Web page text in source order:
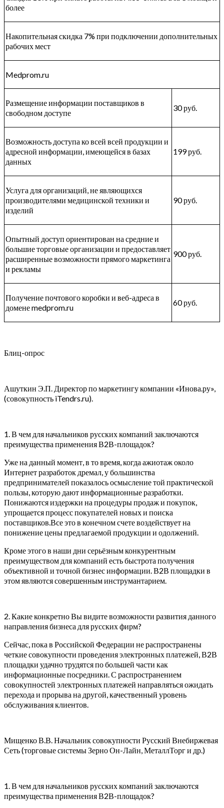
более
Накопительная скидка 7% при подключении дополнительных
рабочих мест
Medprom.ru
Размещение информации поставщиков в
свободном доступе
30 руб.
Возможность доступа ко всей всей продукции и
адресной информации, имеющейся в базах
данных
199 руб.
Услуга для организаций, не являющихся
производителями медицинской техники и
изделий
90 руб.
Опытный доступ ориентирован на средние и
большие торговые организации и предоставляет
расширенные возможности прямого маркетинга
и рекламы
900 руб.
Получение почтового коробки и веб-адреса в
домене medprom.ru
60 руб.
Блиц-опрос
Ашуткин Э.П. Директор по маркетингу компании «Инова.ру»,
(совокупность iTendrs.ru).
1. В чем для начальников русских компаний заключаются
преимущества применения В2В-площадок?
Уже на данный момент, в то время, когда ажиотаж около
Интернет разработок дремал, у большинства
предпринимателей показалось осмысление той практической
пользы, которую дают информационные разработки.
Понижаются издержки на процедуры продаж и покупок,
упрощается процесс покупателей новых и поиска
поставщиков.Все это в конечном счете воздействует на
понижение цены предлагаемой продукции и одолжений.
Кроме этого в наши дни серьёзным конкурентным
преимуществом для компаний есть быстрота получения
объективной и точной бизнес информации. В2В площадки в
этом являются совершенным инструмантарием.
2. Какие конкретно Вы видите возможности развития данного
направления бизнеса для русских фирм?
Сейчас, пока в Российской Федерации не распространены
четкие совокупности проведения электронных платежей, В2В
площадки удачно трудятся по большей части как
информационные посредники. С распространением
совокупностей электронных платежей направляться ожидать
перехода и прорыва на другой, качественный уровень
обслуживания клиентов.
Мищенко В.В. Начальник совокупности Русский Внебиржевая
Сеть (торговые системы Зерно Он-Лайн, МеталлТорг и др.)
1. В чем для начальников русских компаний заключаются
преимущества применения В2В-площадок?